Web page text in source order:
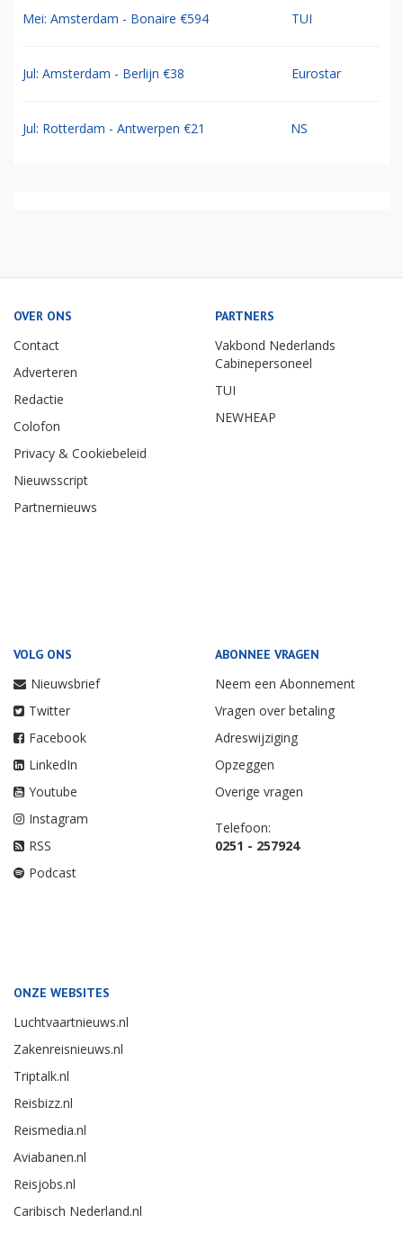
Mei: Amsterdam - Bonaire €594 TUI
Jul: Amsterdam - Berlijn €38 Eurostar
Jul: Rotterdam - Antwerpen €21 NS
OVER ONS
Contact
Adverteren
Redactie
Colofon
Privacy & Cookiebeleid
Nieuwsscript
Partnernieuws
PARTNERS
Vakbond Nederlands
Cabinepersoneel
TUI
NEWHEAP
VOLG ONS
Nieuwsbrief
Twitter
Facebook
LinkedIn
Youtube
Instagram
RSS
Podcast
ABONNEE VRAGEN
Neem een Abonnement
Vragen over betaling
Adreswijziging
Opzeggen
Overige vragen
Telefoon:
0251 - 257924
ONZE WEBSITES
Luchtvaartnieuws.nl
Zakenreisnieuws.nl
Triptalk.nl
Reisbizz.nl
Reismedia.nl
Aviabanen.nl
Reisjobs.nl
Caribisch Nederland.nl